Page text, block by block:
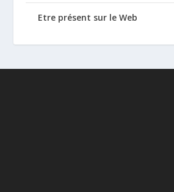
Etre présent sur le Web